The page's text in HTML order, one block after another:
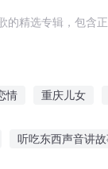
精选专辑，包含
情 重庆儿女
听吃东西声音讲